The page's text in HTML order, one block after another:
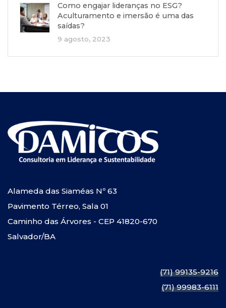
Como engajar lideranças no ESG?
Aculturamento e imersão é uma das
saídas?
9 agosto, 2023
Alameda das Siaméas Nº 63
Pavimento Térreo, Sala 01
Caminho das Árvores - CEP 41820-670
Salvador/BA
(71) 99135-9216
(71) 99983-6111